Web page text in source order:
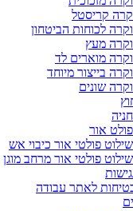
קריסטל
לכוחות הביטחון
מעץ
מוארים לד
בייצור מיוחד
שונים
אור
שילוט פולטי אור כיבוי אש
שילוט פולטי אור מרחב מוגן
לאתר עבודה